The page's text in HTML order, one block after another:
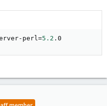
perl=5.2 .0